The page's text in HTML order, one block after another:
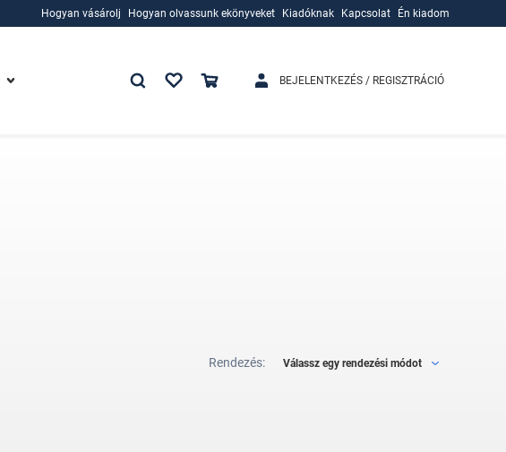
Hogyan vásárolj
Hogyan olvassunk ekönyveket
Kiadóknak
Kapcsolat Én kiadom
BEJELENTKEZÉS / REGISZTRÁCIÓ
Rendezés: Válassz egy rendezési módot